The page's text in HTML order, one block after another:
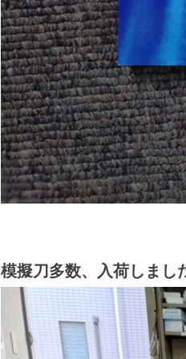
模擬刀多数、入荷しまし